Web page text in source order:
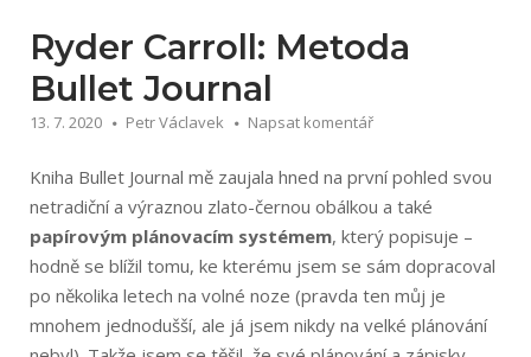
Ryder Carroll: Metoda
Bullet Journal
13. 7. 2020 Petr Václavek Napsat komentář
Kniha Bullet Journal mě zaujala hned na první pohled svou
netradiční a výraznou zlato-černou obálkou a také
papírovým plánovacím systémem, který popisuje –
hodně se blížil tomu, ke kterému jsem se sám dopracoval
po několika letech na volné noze (pravda ten můj je
mnohem jednodušší, ale já jsem nikdy na velké plánování